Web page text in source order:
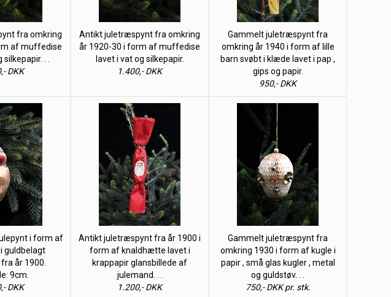
fra omkring
af muffedise
. .
DKK
Antikt juletræspynt fra omkring
år 1920-30 i form af muffedise
lavet i vat og silkepapir.
1.400,- DKK
Gammelt juletræspynt fra
omkring år 1940 i form af lille
barn svøbt i klæde lavet i pap ,
gips og papir.
950,- DKK
i form af
guldbelagt
år 1900.
9cm.
DKK
Antikt juletræspynt fra år 1900 i
form af knaldhætte lavet i
krappapir glansbillede af
julemand. . .
1.200,- DKK
Gammelt juletræspynt fra
omkring 1930 i form af kugle i
papir , små glas kugler , metal
og guldstøv. . .
750,- DKK pr. stk.